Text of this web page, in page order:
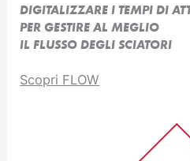
DIGITALIZZARE I TEMPI DI
PER GESTIRE AL MEGLIO
IL FLUSSO DEGLI SCIATORI
Scopri FLOW